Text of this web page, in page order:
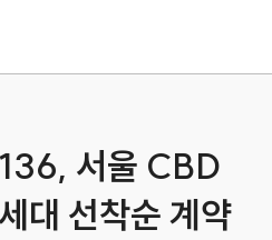
서울 CBD
대 선착순 계약